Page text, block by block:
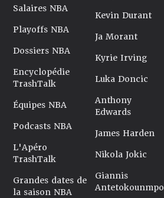
Salaires NBA
Playoffs NBA
Dossiers NBA
Encyclopédie
TrashTalk
Équipes NBA
Podcasts NBA
L'Apéro
TrashTalk
Grandes dates de
la saison NBA
Kevin Durant
Ja Morant
Kyrie Irving
Luka Doncic
Anthony
Edwards
James Harden
Nikola Jokic
Giannis
Antetokounmpo